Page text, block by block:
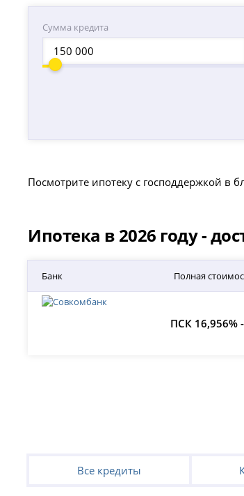
Сумма кредита
Посмотрите ипотеку с господдержкой в
Ипотека в 2026 году -
Банк Полная
ПСК 16,956%
Все кредиты